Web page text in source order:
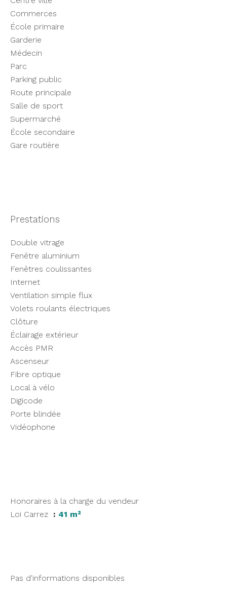
Commerces
École primaire
Garderie
Médecin
Parc
Parking public
Route principale
Salle de sport
Supermarché
École secondaire
Gare routière
Prestations
Double vitrage
Fenêtre aluminium
Fenêtres coulissantes
Internet
Ventilation simple flux
Volets roulants électriques
Clôture
Éclairage extérieur
Accès PMR
Ascenseur
Fibre optique
Local à vélo
Digicode
Porte blindée
Vidéophone
Honoraires à la charge du vendeur
Loi Carrez
41 m²
Pas d'informations disponibles